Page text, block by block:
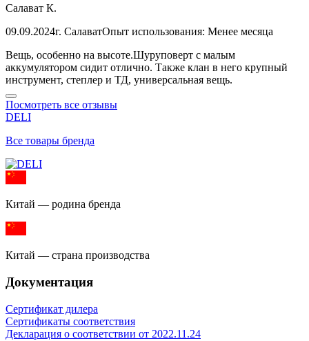
Салават К.
09.09.2024г. СалаватОпыт использования: Менее месяца
Вещь, особенно на высоте.Шуруповерт с малым
аккумулятором сидит отлично. Также клан в него крупный
инструмент, степлер и ТД, универсальная вещь.
Посмотреть все отзывы
DELI
Все товары бренда
Китай — родина бренда
Китай — страна производства
Документация
Сертификат дилера
Сертификаты соответствия
Декларация о соответствии от 2022.11.24